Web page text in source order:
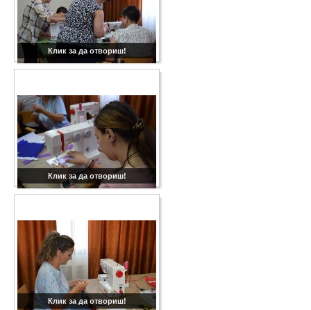
Клик за да отвориш!
Клик за да отвориш!
Клик за да отвориш!